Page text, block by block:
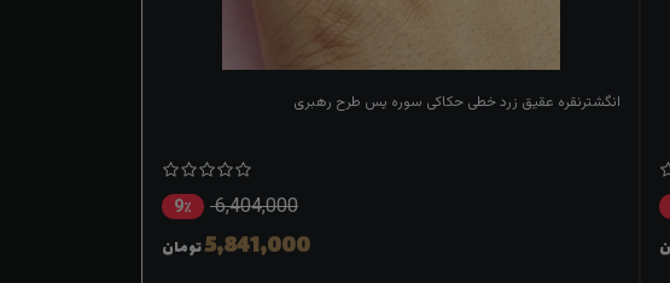
انگشترنقره عقیق زرد خطی حکاکی سوره یس طرح رهبری
6,404,000 9٪
5,841,000تومان